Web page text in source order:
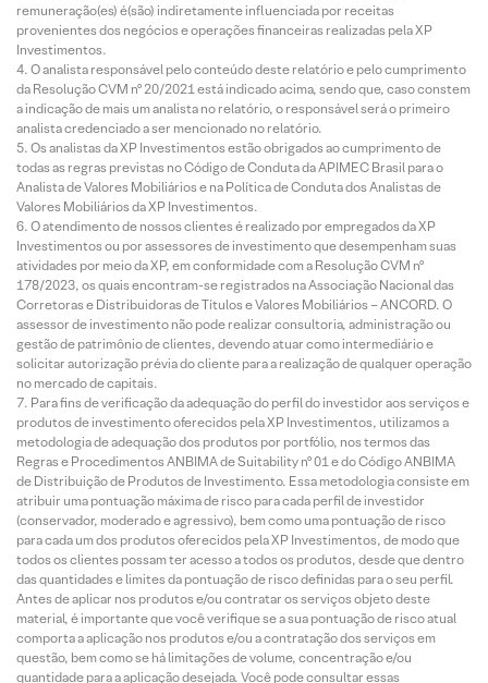
remuneração(es) é(são) indiretamente influenciada por receitas
provenientes dos negócios e operações financeiras realizadas pela XP
Investimentos.
O analista responsável pelo conteúdo deste relatório e pelo cumprimento
da Resolução CVM nº 20/2021 está indicado acima, sendo que, caso constem
a indicação de mais um analista no relatório, o responsável será o primeiro
analista credenciado a ser mencionado no relatório.
Os analistas da XP Investimentos estão obrigados ao cumprimento de
todas as regras previstas no Código de Conduta da APIMEC Brasil para o
Analista de Valores Mobiliários e na Política de Conduta dos Analistas de
Valores Mobiliários da XP Investimentos.
O atendimento de nossos clientes é realizado por empregados da XP
Investimentos ou por assessores de investimento que desempenham suas
atividades por meio da XP, em conformidade com a Resolução CVM nº
178/2023, os quais encontram-se registrados na Associação Nacional das
Corretoras e Distribuidoras de Títulos e Valores Mobiliários – ANCORD. O
assessor de investimento não pode realizar consultoria, administração ou
gestão de patrimônio de clientes, devendo atuar como intermediário e
solicitar autorização prévia do cliente para a realização de qualquer operação
no mercado de capitais.
Para fins de verificação da adequação do perfil do investidor aos serviços e
produtos de investimento oferecidos pela XP Investimentos, utilizamos a
metodologia de adequação dos produtos por portfólio, nos termos das
Regras e Procedimentos ANBIMA de Suitability nº 01 e do Código ANBIMA
de Distribuição de Produtos de Investimento. Essa metodologia consiste em
atribuir uma pontuação máxima de risco para cada perfil de investidor
(conservador, moderado e agressivo), bem como uma pontuação de risco
para cada um dos produtos oferecidos pela XP Investimentos, de modo que
todos os clientes possam ter acesso a todos os produtos, desde que dentro
das quantidades e limites da pontuação de risco definidas para o seu perfil.
Antes de aplicar nos produtos e/ou contratar os serviços objeto deste
material, é importante que você verifique se a sua pontuação de risco atual
comporta a aplicação nos produtos e/ou a contratação dos serviços em
questão, bem como se há limitações de volume, concentração e/ou
quantidade para a aplicação desejada. Você pode consultar essas